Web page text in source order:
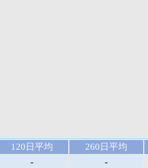
120日平均 260日平均
- -